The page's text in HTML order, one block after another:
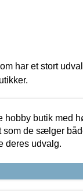
har et stort
hobby butik med
som de sælger
deres udvalg.